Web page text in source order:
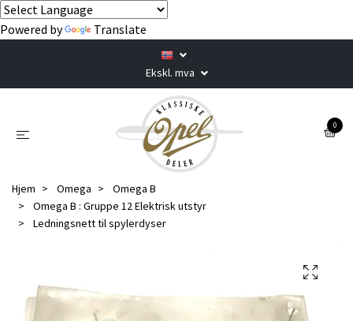
Powered by Translate
Ekskl. mva
0
Hjem Omega
Omega B
Omega B : Gruppe 12 Elektrisk utstyr
Ledningsnett til spylerdyser